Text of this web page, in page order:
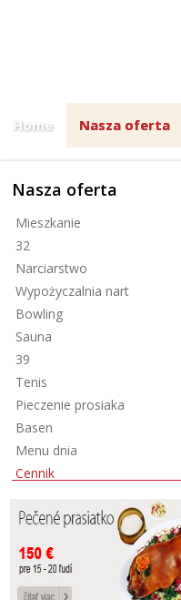
Home Nasza oferta
Nasza oferta
Mieszkanie
32
Narciarstwo
Wypożyczalnia nart
Bowling
Sauna
39
Tenis
Pieczenie prosiaka
Basen
Menu dnia
Cennik